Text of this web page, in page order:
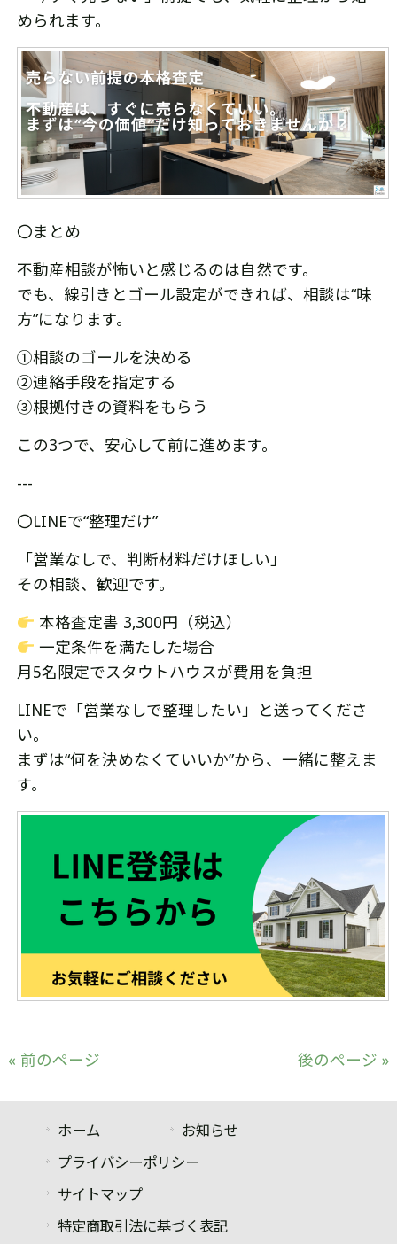
められます。
〇まとめ
不動産相談が怖いと感じるのは自然です。
でも、線引きとゴール設定ができれば、相談は“味
方”になります。
①相談のゴールを決める
②連絡手段を指定する
③根拠付きの資料をもらう
この3つで、安心して前に進めます。
---
〇LINEで“整理だけ”
「営業なしで、判断材料だけほしい」
その相談、歓迎です。
本格査定書 3,300円（税込）
一定条件を満たした場合
月5名限定でスタウトハウスが費用を負担
LINEで「営業なしで整理したい」と送ってくださ
い。
まずは“何を決めなくていいか”から、一緒に整えま
す。
« 前のページ 後のページ »
ホーム
お知らせ
プライバシーポリシー
サイトマップ
特定商取引法に基づく表記